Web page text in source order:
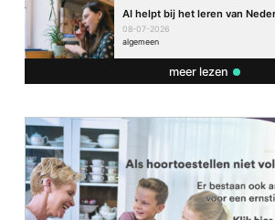
AI helpt bij het leren van
08-07-2026
algemeen
meer lezen